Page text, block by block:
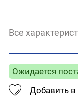
Россия
Тип смеси:
реагенты
Все
Ожидается
Добавить